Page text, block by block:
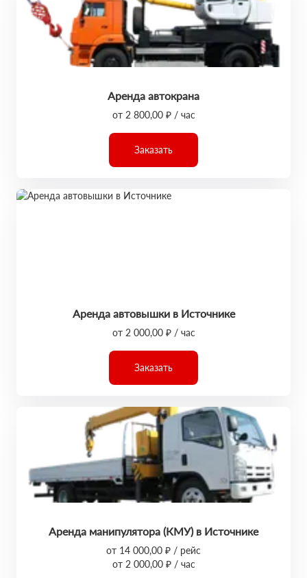
Аренда автокрана
от 2 800,00 ₽ / час
Заказать
Аренда автовышки в Источнике
от 2 000,00 ₽ / час
Заказать
Аренда манипулятора (КМУ) в Источнике
от 14 000,00 ₽ / рейс
от 2 000,00 ₽ / час